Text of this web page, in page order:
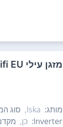
‏מזגן עילי Iska INV 22X Wifi EU ‏2.0 ‏כ"ס
מותג: Iska, סוג
Inverter: כן,